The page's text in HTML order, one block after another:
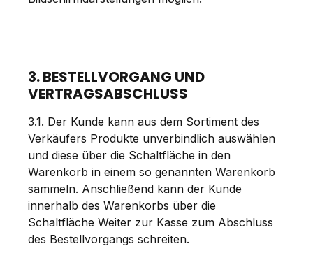
3. BESTELLVORGANG UND
VERTRAGSABSCHLUSS
3.1. Der Kunde kann aus dem Sortiment des
Verkäufers Produkte unverbindlich auswählen
und diese über die Schaltfläche in den
Warenkorb in einem so genannten Warenkorb
sammeln. Anschließend kann der Kunde
innerhalb des Warenkorbs über die
Schaltfläche Weiter zur Kasse zum Abschluss
des Bestellvorgangs schreiten.